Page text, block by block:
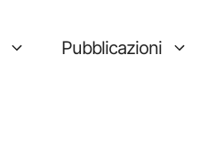
Pubblicazioni